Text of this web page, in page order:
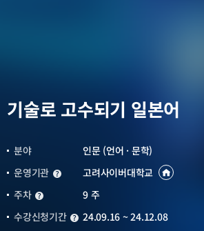
기술로 고수되기 일본어
분야
인문 (언어 · 문학)
운영기관 운영기관고려사이버대학교
운영기관
바로가기
주차 주차
9 주
수강신청기간 수강신청기간
24.09.16 ~ 24.12.08